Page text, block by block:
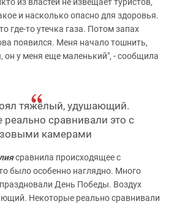
и насколько опасно для здоровья.
где-то утечка газа. Потом запах
появился. Меня начало тошнить,
он у меня еще маленький", - сообщила
тяжёлый, удушающий.
сравнивали это с
камерами
сравнила происходящее с
было особенно наглядно. Много
День Победы. Воздух
Некоторые реально сравнивали